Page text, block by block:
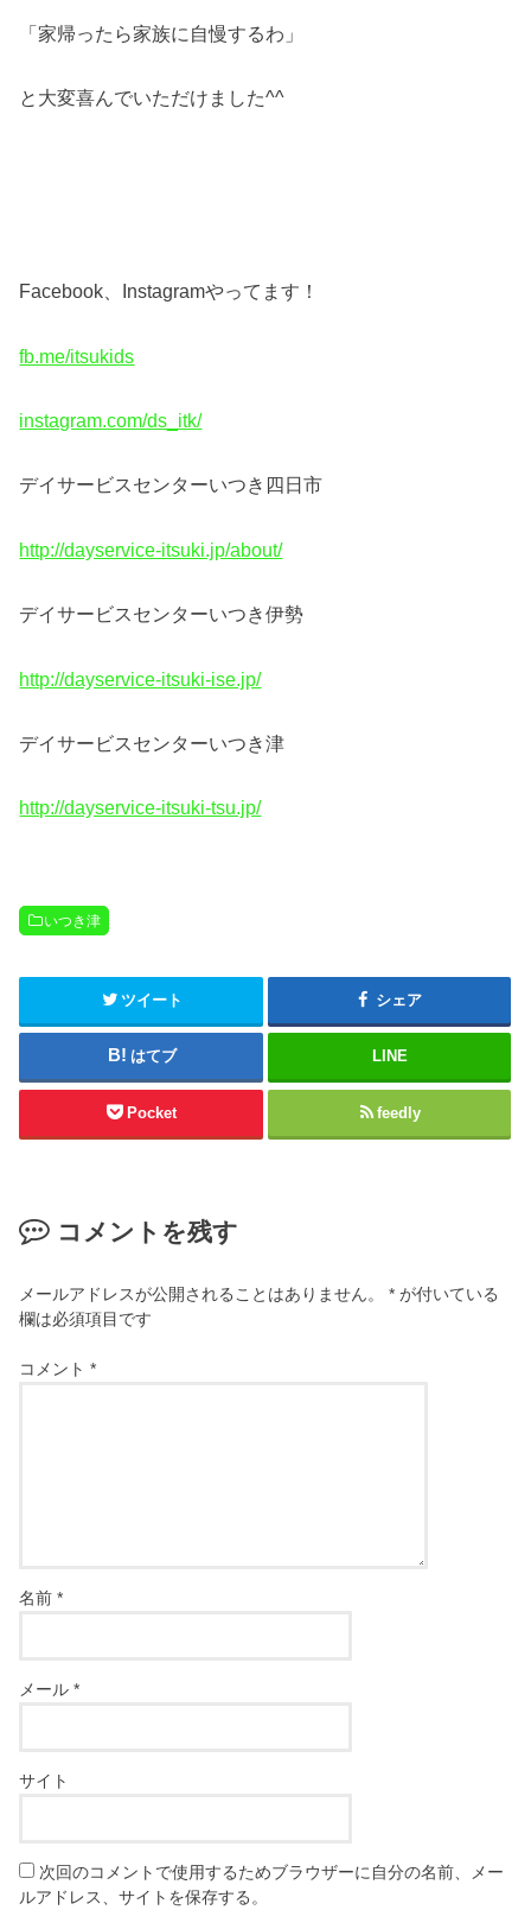
「家帰ったら家族に自慢するわ」
と大変喜んでいただけました^^
Facebook、Instagramやってます！
fb.me/itsukids
instagram.com/ds_itk/
デイサービスセンターいつき四日市
http://dayservice-itsuki.jp/about/
デイサービスセンターいつき伊勢
http://dayservice-itsuki-ise.jp/
デイサービスセンターいつき津
http://dayservice-itsuki-tsu.jp/
いつき津
ツイート シェア
はてブ LINE
Pocket feedly
コメントを残す
メールアドレスが公開されることはありません。 * が付いている
欄は必須項目です
コメント*
名前*
メール*
サイト
次回のコメントで使用するためブラウザーに自分の名前、メー
ルアドレス、サイトを保存する。